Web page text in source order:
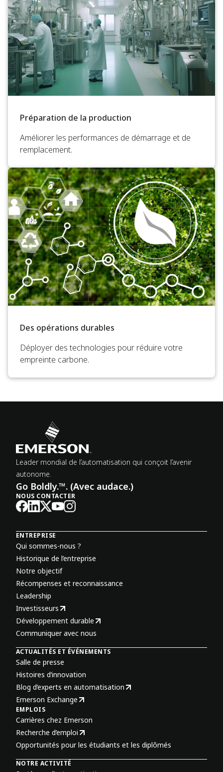
Préparation de la production
Améliorer les performances de démarrage et de
remplacement.
Des opérations durables
Déployer des technologies pour réduire votre
empreinte carbone.
Leader mondial de l’automatisation qui conçoit l’avenir
autonome.
Go Boldly.™. (Avec audace.)
NOUS CONTACTER
ENTREPRISE
Qui sommes-nous ?
Historique de l’entreprise
Notre objectif
Récompenses et reconnaissance
Leadership
Investisseurs
Développement durable
Communiquer avec nous
ACTUALITÉS ET ÉVÉNEMENTS
Salle de presse
Histoires d’innovation
Blog d’experts en automatisation
Emerson Exchange
EMPLOIS
Carrières chez Emerson
Recherche d’emploi
Opportunités pour les étudiants et les diplômés
NOTRE ACTIVITÉ